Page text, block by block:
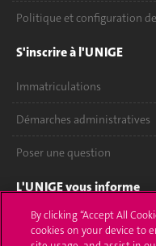
Politique et configuration
S'inscrire à l'UNIGE
Immatriculations
Démarches administratives
Poser une question
L'UNIGE vous informe
UNIGE Mobile
By clicking “Accept All
cookies on your device to